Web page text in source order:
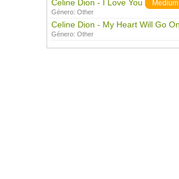
Celine Dion - I Love You Medium
Género: Other
Celine Dion - My Heart Will Go On
Género: Other